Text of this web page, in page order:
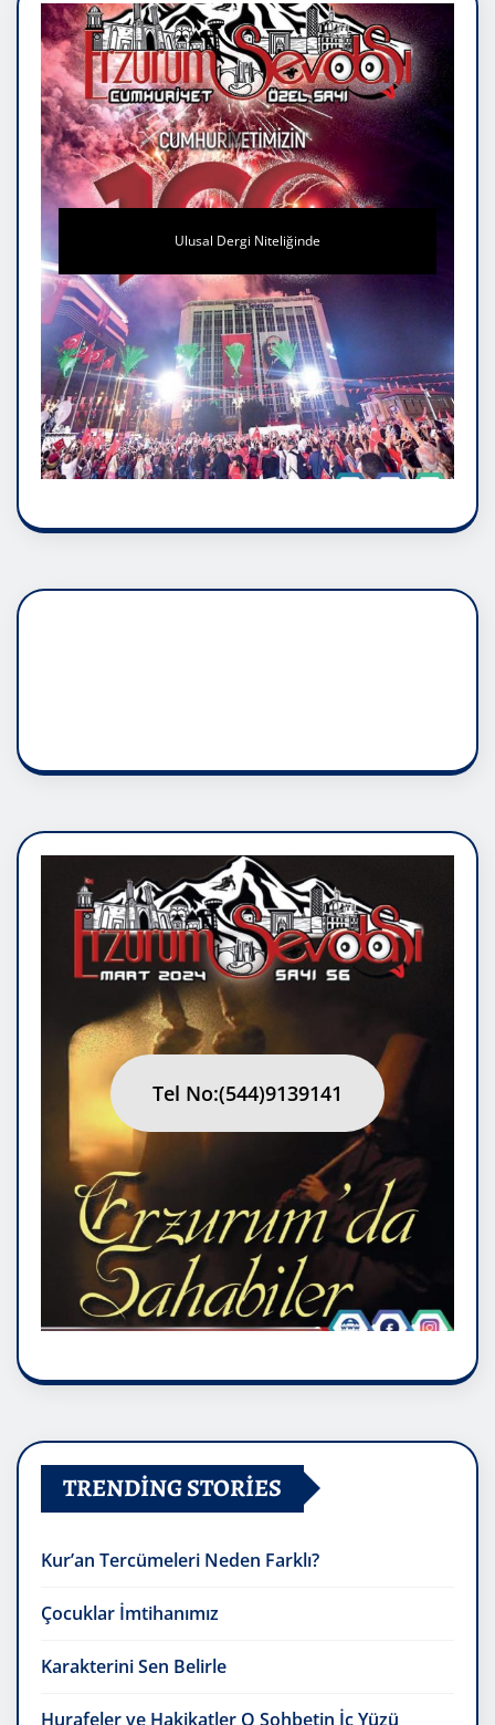
Ulusal Dergi Niteliğinde
Tel No:(544)9139141
TRENDING STORIES
Kur’an Tercümeleri Neden Farklı?
Çocuklar İmtihanımız
Karakterini Sen Belirle
Hurafeler ve Hakikatler O Sohbetin İç Yüzü